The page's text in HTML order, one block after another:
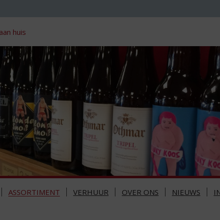
huis
ASSORTIMENT VERHUUR OVER ONS NIEUWS